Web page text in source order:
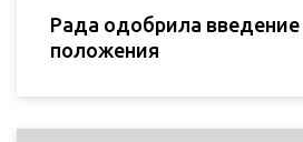
Рада одобрила введение
положения